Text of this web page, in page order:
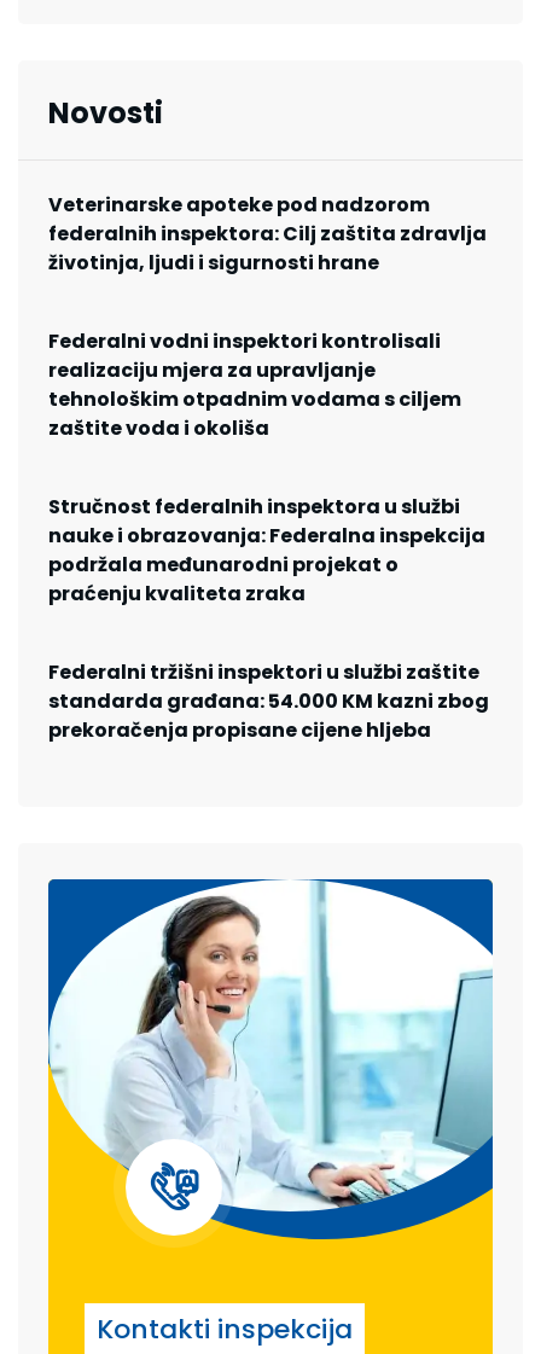
Novosti
Veterinarske apoteke pod nadzorom
federalnih inspektora: Cilj zaštita zdravlja
životinja, ljudi i sigurnosti hrane
Federalni vodni inspektori kontrolisali
realizaciju mjera za upravljanje
tehnološkim otpadnim vodama s ciljem
zaštite voda i okoliša
Stručnost federalnih inspektora u službi
nauke i obrazovanja: Federalna inspekcija
podržala međunarodni projekat o
praćenju kvaliteta zraka
Federalni tržišni inspektori u službi zaštite
standarda građana: 54.000 KM kazni zbog
prekoračenja propisane cijene hljeba
Kontakti inspekcija